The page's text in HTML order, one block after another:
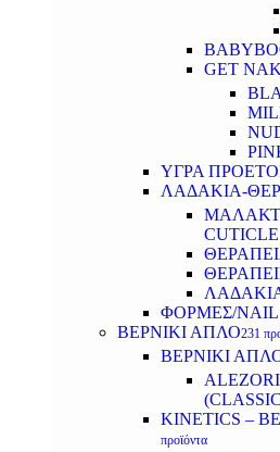
GET
ΥΓΡΑ
ΛΑΔΑΚΙΑ-
ΦΟΡΜΕΣ/NAIL
ΒΕΡΝΙΚΙ ΑΠΛΟ231
ΒΕΡΝΙΚΙ
KINETICS –
προϊόντα